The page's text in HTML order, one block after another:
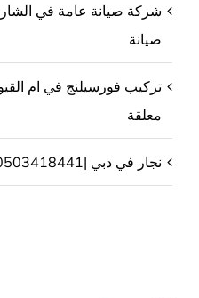
صيانة
معلقة
نجار في دبي |0503418441| نجار رخيص في دبي